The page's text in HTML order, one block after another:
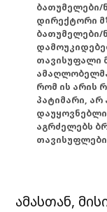
ბათუმელები/
დირექტორი
თავისუფალი
ამაღლობელმა
რომ ის არის
პატიმარი, არ
აგრძელებს
ამასთან,